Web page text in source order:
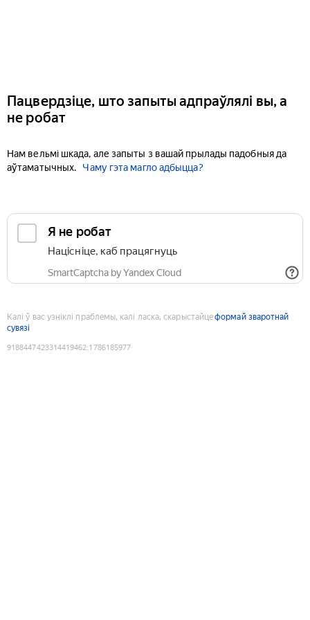
Пацвердзіце, што запыты адпраўлялі вы, а
не робат
Нам вельмі шкада, але запыты з вашай прылады падобныя да
аўтаматычных.
Чаму гэта магло адбыцца?
Я не робат
Націсніце, каб працягнуць
SmartCaptcha by Yandex Cloud
Калі ў вас узніклі праблемы, калі ласка, скарыстайцеформай зваротнай
сувязі
9188447423314419462:1786185977